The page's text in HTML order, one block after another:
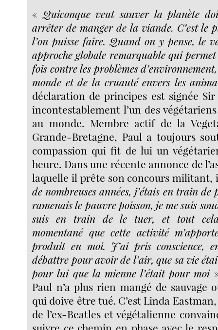
«Quiconque veut sauver la planète
arrêter de manger de la viande. C’est le
l’on puisse faire. Quand on y pense, le
approche globale remarquable qui
fois contre les problèmes
monde et de la cruauté envers les
déclaration de principes est signée
incontestablement l’un des
au monde. Membre actif de la
Grande-Bretagne, Paul a toujours
compassion qui fit de lui un
heure. Dans une récente annonce de
laquelle il prête son concours militant,
de nombreuses années, j’étais en train de
ramenais le pauvre poisson, je me suis
suis en train de le tuer, et tout
momentané que cette activité
produit en moi. J’ai pris conscience,
débattre pour avoir de l’air, que sa vie
pour lui que la mienne l’était pour moi
Paul n’a plus rien mangé de sauvage
qui doive être tué. C’est Linda
de l’ex-Beatles et végétalienne